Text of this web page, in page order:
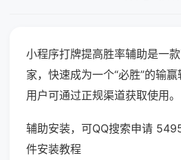
小程序打牌提高胜率辅助是一
家，快速成为一个“必胜”的输
用户可通过正规渠道获取使用。
辅助安装，可QQ搜索申请
件安装教程